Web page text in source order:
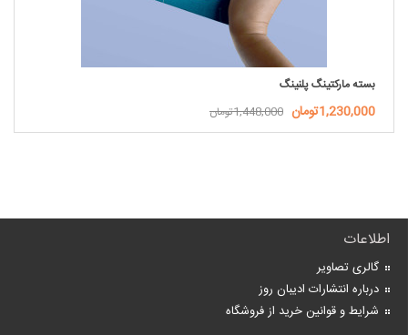
بسته مارکتینگ پلنینگ
1,230,000تومان 1,448,000تومان
اطلاعات
گالری تصاویر
درباره انتشارات ادیبان روز
شرایط و قوانین خرید از فروشگاه